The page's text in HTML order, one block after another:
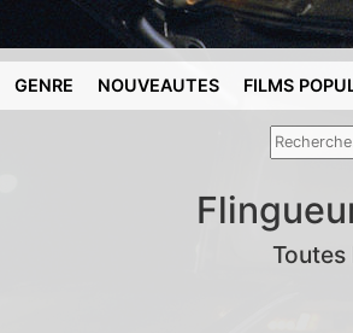
GENRE NOUVEAUTES FILMS
Toutes